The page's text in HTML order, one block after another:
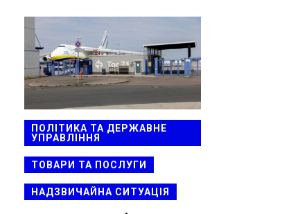
ПОЛІТИКА ТА ДЕРЖАВНЕ
УПРАВЛІННЯ
ТОВАРИ ТА ПОСЛУГИ
НАДЗВИЧАЙНА СИТУАЦІЯ